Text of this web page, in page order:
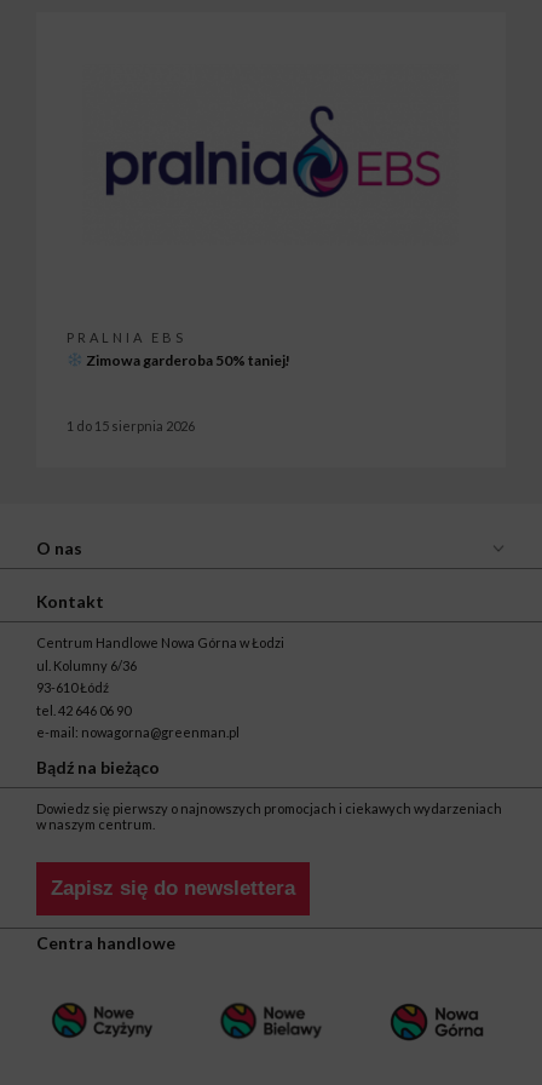
PRALNIA EBS
Zimowa garderoba 50% taniej!
1 do 15 sierpnia 2026
O nas
Kontakt
Centrum Handlowe Nowa Górna w Łodzi
ul. Kolumny 6/36
93-610 Łódź
tel. 42 646 06 90
e-mail: nowagorna@greenman.pl
Bądź na bieżąco
Dowiedz się pierwszy o najnowszych promocjach i ciekawych wydarzeniach
w naszym centrum.
Zapisz się do newslettera
Centra handlowe